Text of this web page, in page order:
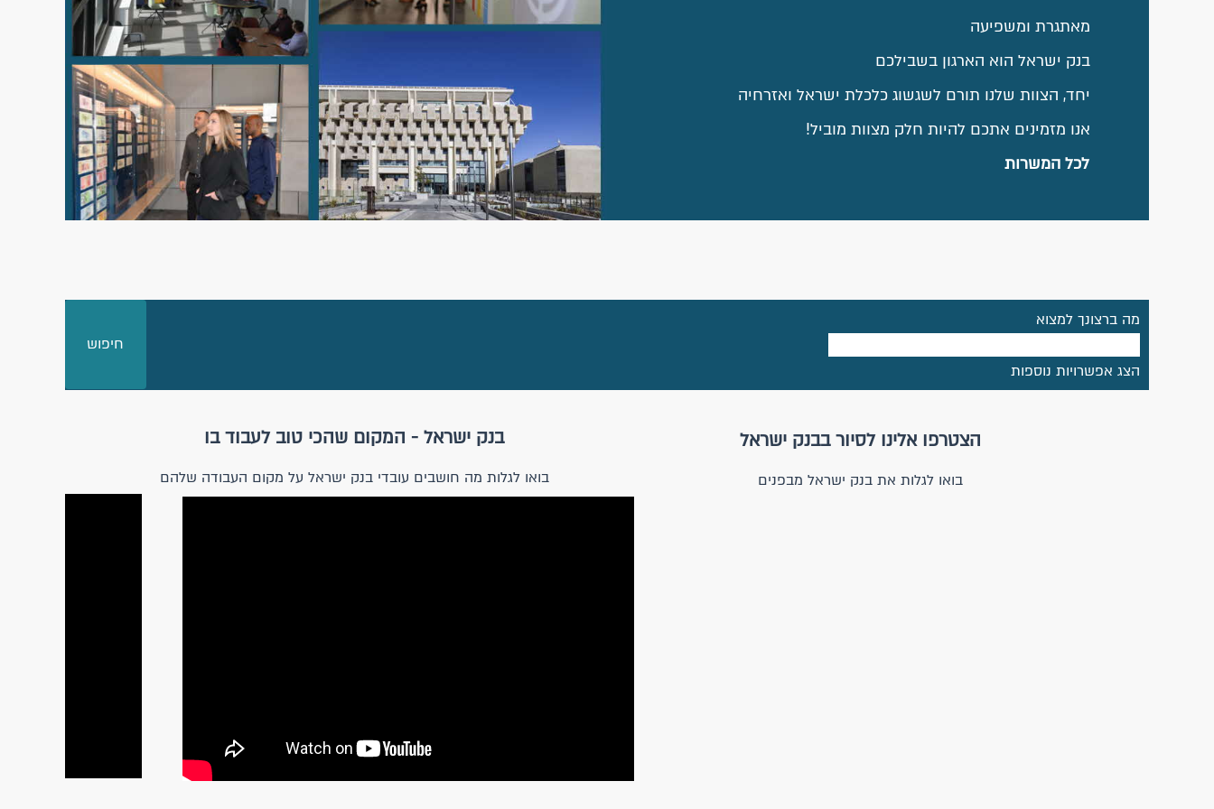
מאתגרת ומשפיעה
בנק ישראל הוא הארגון בשבילכם
יחד, הצוות שלנו תורם לשגשוג כלכלת ישראל ואזרחיה
אנו מזמינים אתכם להיות חלק מצוות מוביל!
לכל המשרות
מה ברצונך למצוא
הצג אפשרויות נוספות
הצטרפו אלינו לסיור בבנק ישראל
בואו לגלות את בנק ישראל מבפנים
בנק ישראל - המקום שהכי טוב לעבוד בו
בואו לגלות מה חושבים עובדי בנק ישראל על מקום העבודה שלהם